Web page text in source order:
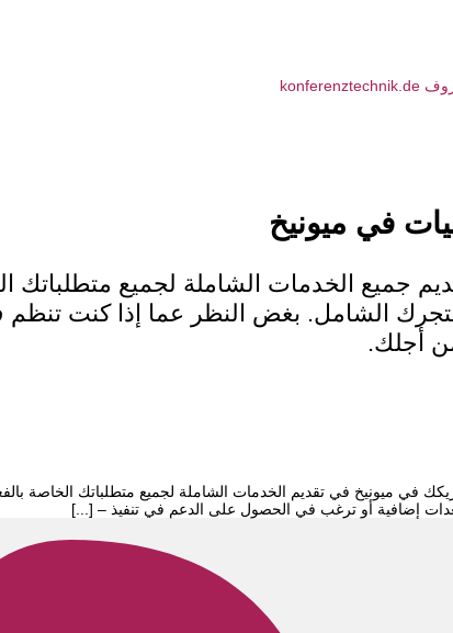
سطح المكتبفي ميونيخ
جميع الخدمات الشاملة لجميع متطلباتك
الشامل. بغض النظر عما إذا كنت
أجلك.